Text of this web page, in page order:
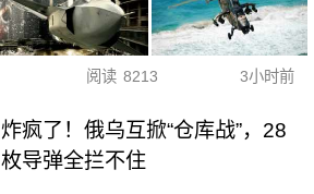
阅读 8213 3小时前
炸疯了！俄乌互掀“仓库战”，28
枚导弹全拦不住